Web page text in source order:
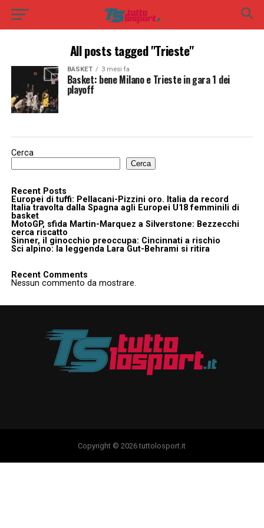
All posts tagged "Trieste"
BASKET 3 mesi fa
Basket: bene Milano e Trieste in gara 1 dei
playoff
Cerca
Cerca
Recent Posts
Europei di tuffi: Pellacani-Pizzini oro. Italia da record
Italia travolta dalla Spagna agli Europei U18 femminili di
basket
MotoGP, sfida Martin-Marquez a Silverstone: Bezzecchi
cerca riscatto
Sinner, il ginocchio preoccupa: Cincinnati a rischio
Sci alpino: la leggenda Lara Gut-Behrami si ritira
Recent Comments
Nessun commento da mostrare.
Copyright © 2026 tuttolosport.it